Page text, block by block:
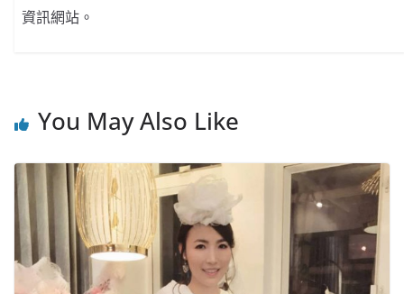
資訊網站。
You May Also Like